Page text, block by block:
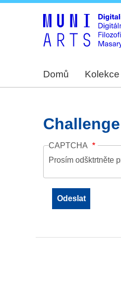
Domů Kolekce
Challenge
CAPTCHA
Prosím odšktrtněte